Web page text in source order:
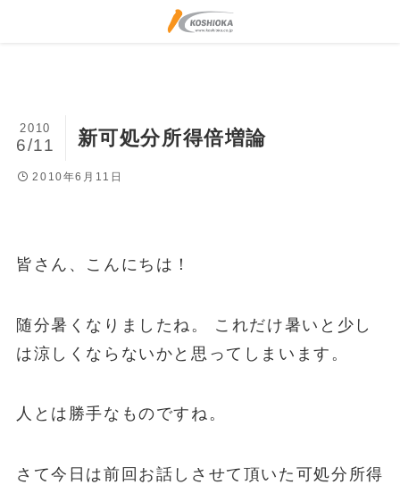
新可処分所得倍増論
2010
6/11
2010年6月11日
皆さん、こんにちは！
随分暑くなりましたね。 これだけ暑いと少し
は涼しくならないかと思ってしまいます。
人とは勝手なものですね。
さて今日は前回お話しさせて頂いた可処分所得